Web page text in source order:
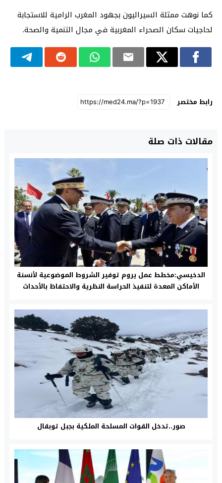
كما نوهت ممثلة السيراليون بجهود المغرب الرامية للاستجابة
لحاجيات سكان الصحراء المغربية في مجال التنمية والصحة.
رابط مختصر
مقالات ذات صلة
الدخيسي:مخطط عمل يروم توفير الشروط الموضوعية لأنسنة
الأماكن المعدة لتنفيذ الحراسة النظرية والاحتفاظ بالأحداث
صور..تدخل القوات المسلحة الملكية بجبل توبقال